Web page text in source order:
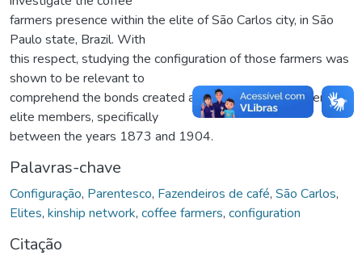
farmers presence within the elite of São Carlos city, in São
Paulo state, Brazil. With
this respect, studying the configuration of those farmers was
shown to be relevant to
comprehend the bonds created and maintained between
elite members, specifically
between the years 1873 and 1904.
Palavras-chave
Configuração, Parentesco, Fazendeiros de café, São Carlos,
Elites, kinship network, coffee farmers, configuration
Citação